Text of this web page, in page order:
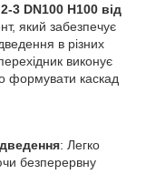
3 DN100 H100 від
який забезпечує
в різних
виконує
формувати каскад
: Легко
безперервну